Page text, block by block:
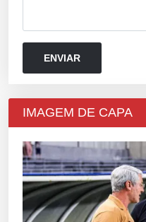
IMAGEM DE CAPA